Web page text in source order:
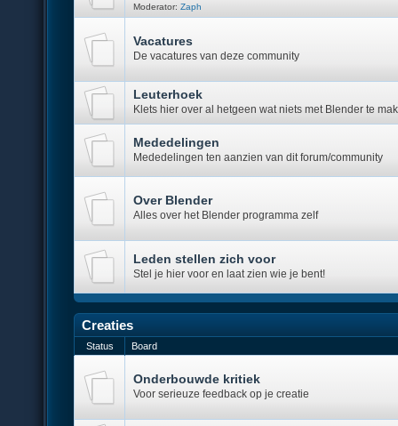
Moderator: Zaph
Vacatures
De vacatures van deze community
Leuterhoek
Klets hier over al hetgeen wat niets met Blender te
Mededelingen
Mededelingen ten aanzien van dit forum/community
Over Blender
Alles over het Blender programma zelf
Leden stellen zich voor
Stel je hier voor en laat zien wie je bent!
Creaties
Status Board
Onderbouwde kritiek
Voor serieuze feedback op je creatie